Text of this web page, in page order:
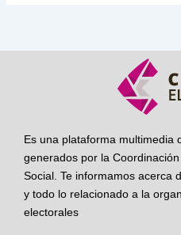
Es una plataforma multimedia
generados por la
Social. Te informamos acerca
y todo lo relacionado a la
electorales